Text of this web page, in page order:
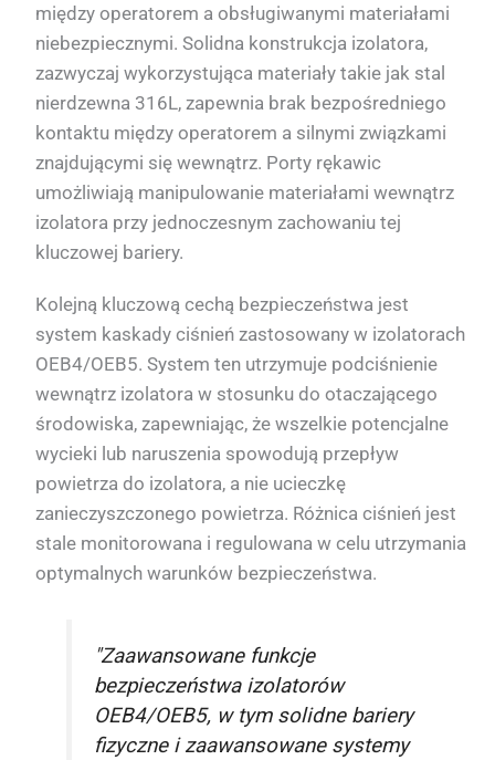
między operatorem a obsługiwanymi materiałami
niebezpiecznymi. Solidna konstrukcja izolatora,
zazwyczaj wykorzystująca materiały takie jak stal
nierdzewna 316L, zapewnia brak bezpośredniego
kontaktu między operatorem a silnymi związkami
znajdującymi się wewnątrz. Porty rękawic
umożliwiają manipulowanie materiałami wewnątrz
izolatora przy jednoczesnym zachowaniu tej
kluczowej bariery.
Kolejną kluczową cechą bezpieczeństwa jest
system kaskady ciśnień zastosowany w izolatorach
OEB4/OEB5. System ten utrzymuje podciśnienie
wewnątrz izolatora w stosunku do otaczającego
środowiska, zapewniając, że wszelkie potencjalne
wycieki lub naruszenia spowodują przepływ
powietrza do izolatora, a nie ucieczkę
zanieczyszczonego powietrza. Różnica ciśnień jest
stale monitorowana i regulowana w celu utrzymania
optymalnych warunków bezpieczeństwa.
"Zaawansowane funkcje
bezpieczeństwa izolatorów
OEB4/OEB5, w tym solidne bariery
fizyczne i zaawansowane systemy